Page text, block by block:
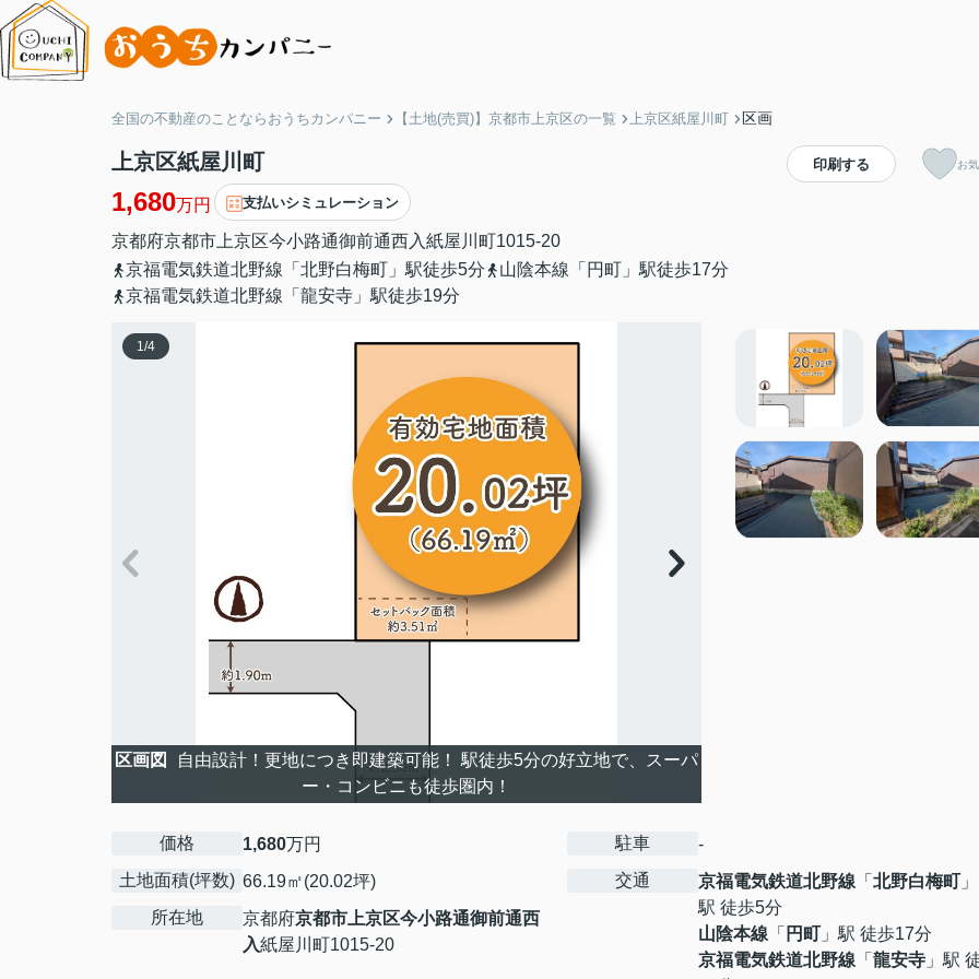
全国の不動産のことならおうちカンパニー 【土地(売買)】京都市上京区の一覧 上京区紙屋川町 区画
上京区紙屋川町
1,680万円 支払いシミュレーション
京都府京都市上京区今小路通御前通西入紙屋川町1015-20
京福電気鉄道北野線「北野白梅町」駅徒歩5分
山陰本線「円町」駅徒歩17分
京福電気鉄道北野線「龍安寺」駅徒歩19分
印刷する お
1/4
区画図
自由設計！更地につき即建築可能！ 駅徒歩5分の好立地で、スーパ
ー・コンビニも徒歩圏内！
価格 1,680万円
土地面積(坪数) 66.19㎡(20.02坪)
所在地
京都府京都市上京区今小路通御前通西
入紙屋川町1015-20
駐車
-
交通
京福電気鉄道北野線 「 北野白梅町 」
駅 徒歩5分
山陰本線 「 円町 」駅 徒歩17分
京福電気鉄道北野線 「 龍安寺 」駅